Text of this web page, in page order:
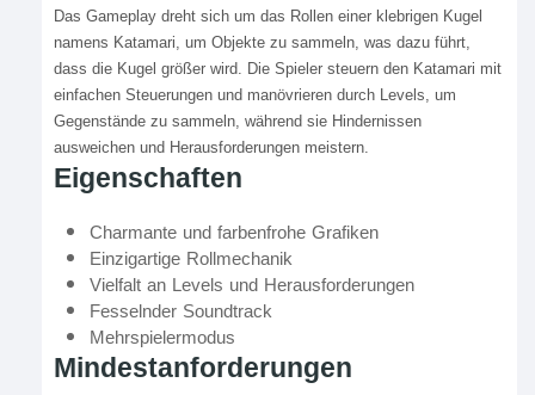
Das Gameplay dreht sich um das Rollen einer klebrigen Kugel
namens Katamari, um Objekte zu sammeln, was dazu führt,
dass die Kugel größer wird. Die Spieler steuern den Katamari mit
einfachen Steuerungen und manövrieren durch Levels, um
Gegenstände zu sammeln, während sie Hindernissen
ausweichen und Herausforderungen meistern.
Eigenschaften
Charmante und farbenfrohe Grafiken
Einzigartige Rollmechanik
Vielfalt an Levels und Herausforderungen
Fesselnder Soundtrack
Mehrspielermodus
Mindestanforderungen